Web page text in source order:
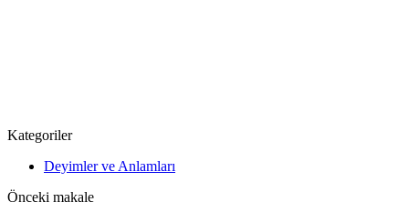
Kategoriler
Deyimler ve Anlamları
Önceki makale